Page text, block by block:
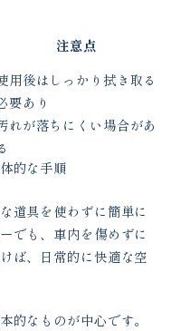
注意点
用後はしっかり拭き取る
要あり
れが落ちにくい場合があ
的な手順
道具を使わずに簡単に
でも、車内を傷めずに
ば、日常的に快適な空
的なものが中心です。